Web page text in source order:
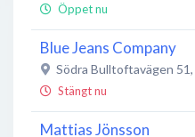
Öppet nu
Blue Jeans Company
Södra Bulltoftavägen 51,
Stängt nu
Mattias Jönsson